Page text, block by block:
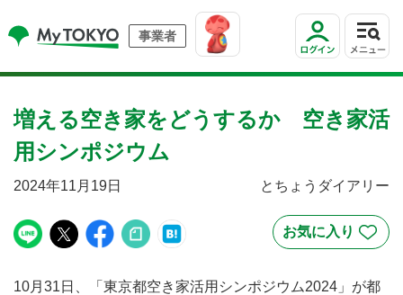
事業者
増える空き家をどうするか 空き家活
用シンポジウム
2024年11月19日 とちょうダイアリー
10月31日、「東京都空き家活用シンポジウム2024」が都